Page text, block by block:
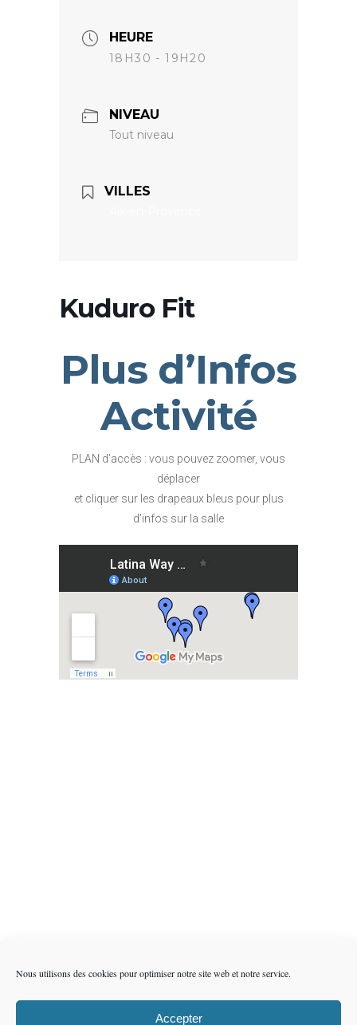
Nous utilisons des cookies pour optimiser notre site web et notre service.
Accepter
HEURE
18H30 - 19H20
NIVEAU
Tout niveau
VILLES
Kuduro Fit
Plus d’Infos
Activité
PLAN d’accès : vous pouvez zoomer, vous
déplacer
et cliquer sur les drapeaux bleus pour plus
d’infos sur la salle